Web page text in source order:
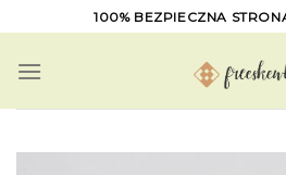
to
content
100% BEZPIECZNA